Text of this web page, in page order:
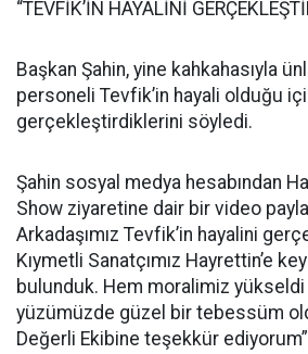
“TEVFİK’İN HAYALİNİ
Başkan Şahin, yine kahkahasıyla
personeli Tevfik’in hayali olduğu
gerçekleştirdiklerini söyledi.
Şahin sosyal medya hesabından
Show ziyaretine dair bir video
Arkadaşımız Tevfik’in hayalini
Kıymetli Sanatçımız Hayrettin’e
bulunduk. Hem moralimiz
yüzümüzde güzel bir tebessüm
Değerli Ekibine teşekkür